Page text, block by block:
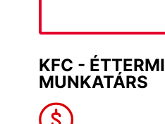
KFC - ÉTTERMI
MUNKATÁRS